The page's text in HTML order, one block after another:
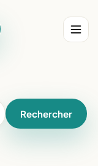
Rechercher